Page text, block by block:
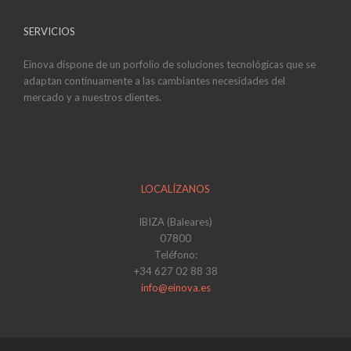
SERVICIOS
Einova dispone de un porfolio de soluciones tecnológicas que se
adaptan continuamente a las cambiantes necesidades del
mercado y a nuestros clientes.
LOCALÍZANOS
IBIZA (Baleares)
07800
Teléfono:
+34 627 02 88 38
info@einova.es